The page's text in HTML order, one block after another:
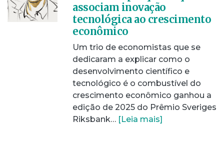
associam inovação
tecnológica ao crescimento
econômico
Um trio de economistas que se
dedicaram a explicar como o
desenvolvimento científico e
tecnológico é o combustível do
crescimento econômico ganhou a
edição de 2025 do Prêmio Sveriges
Riksbank… [Leia mais]